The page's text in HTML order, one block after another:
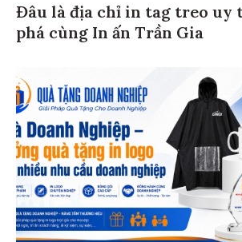
Đâu là địa chỉ in tag treo uy
phá cùng In ấn Trần Gia